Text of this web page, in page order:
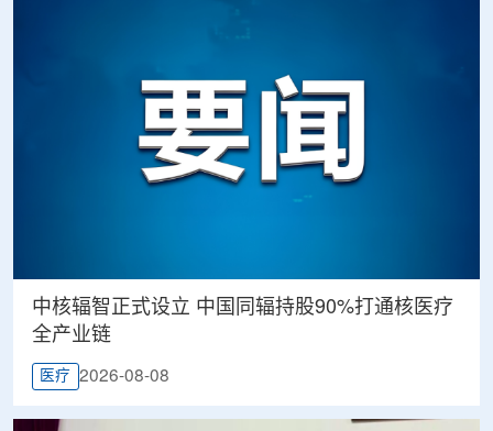
中核辐智正式设立 中国同辐持股90%打通核医疗
全产业链
医疗 2026-08-08